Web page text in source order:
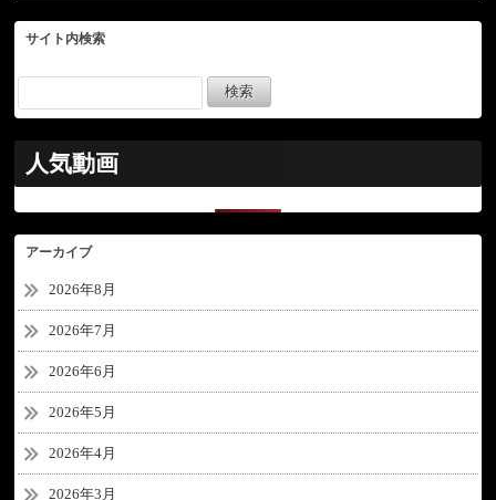
サイト内検索
人気動画
アーカイブ
2026年8月
2026年7月
2026年6月
2026年5月
2026年4月
2026年3月